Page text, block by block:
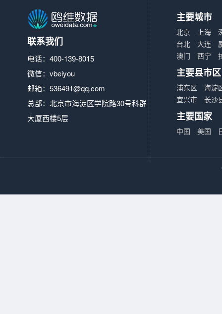
联系我们
电话：400-139-8015
微信：vbeiyou
邮箱： 536491@qq.com
总部：北京市海淀区学院路30号科群
大厦西楼5层
主要城市
北京 上海
台北
大连
澳门
西宁
主要县市区
浦东区
海淀
宜兴市
长沙
主要国家
中国 美国